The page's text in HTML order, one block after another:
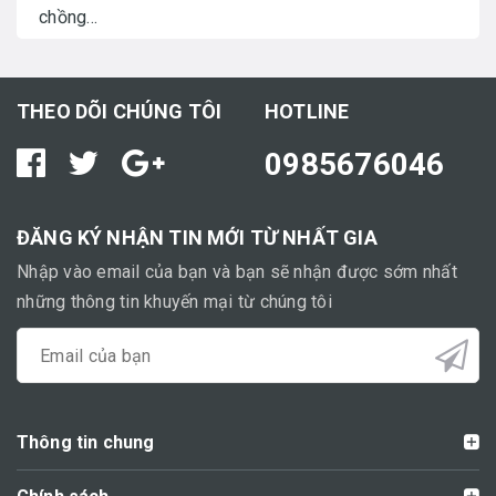
chồng...
THEO DÕI CHÚNG TÔI HOTLINE
0985676046
ĐĂNG KÝ NHẬN TIN MỚI TỪ NHẤT GIA
Nhập vào email của bạn và bạn sẽ nhận được sớm nhất
những thông tin khuyến mại từ chúng tôi
Thông tin chung